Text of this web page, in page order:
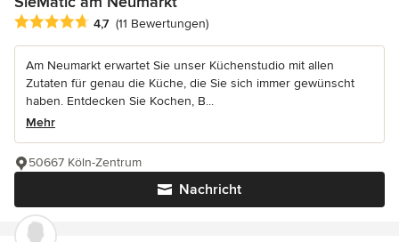
Durchschnittliche Bewertung: 4.7 von 5 Sternen
4,7 (11 Bewertungen)
Am Neumarkt erwartet Sie unser Küchenstudio mit allen
Zutaten für genau die Küche, die Sie sich immer gewünscht
haben. Entdecken Sie Kochen, B...
Mehr
Nachricht
50667 Köln-Zentrum